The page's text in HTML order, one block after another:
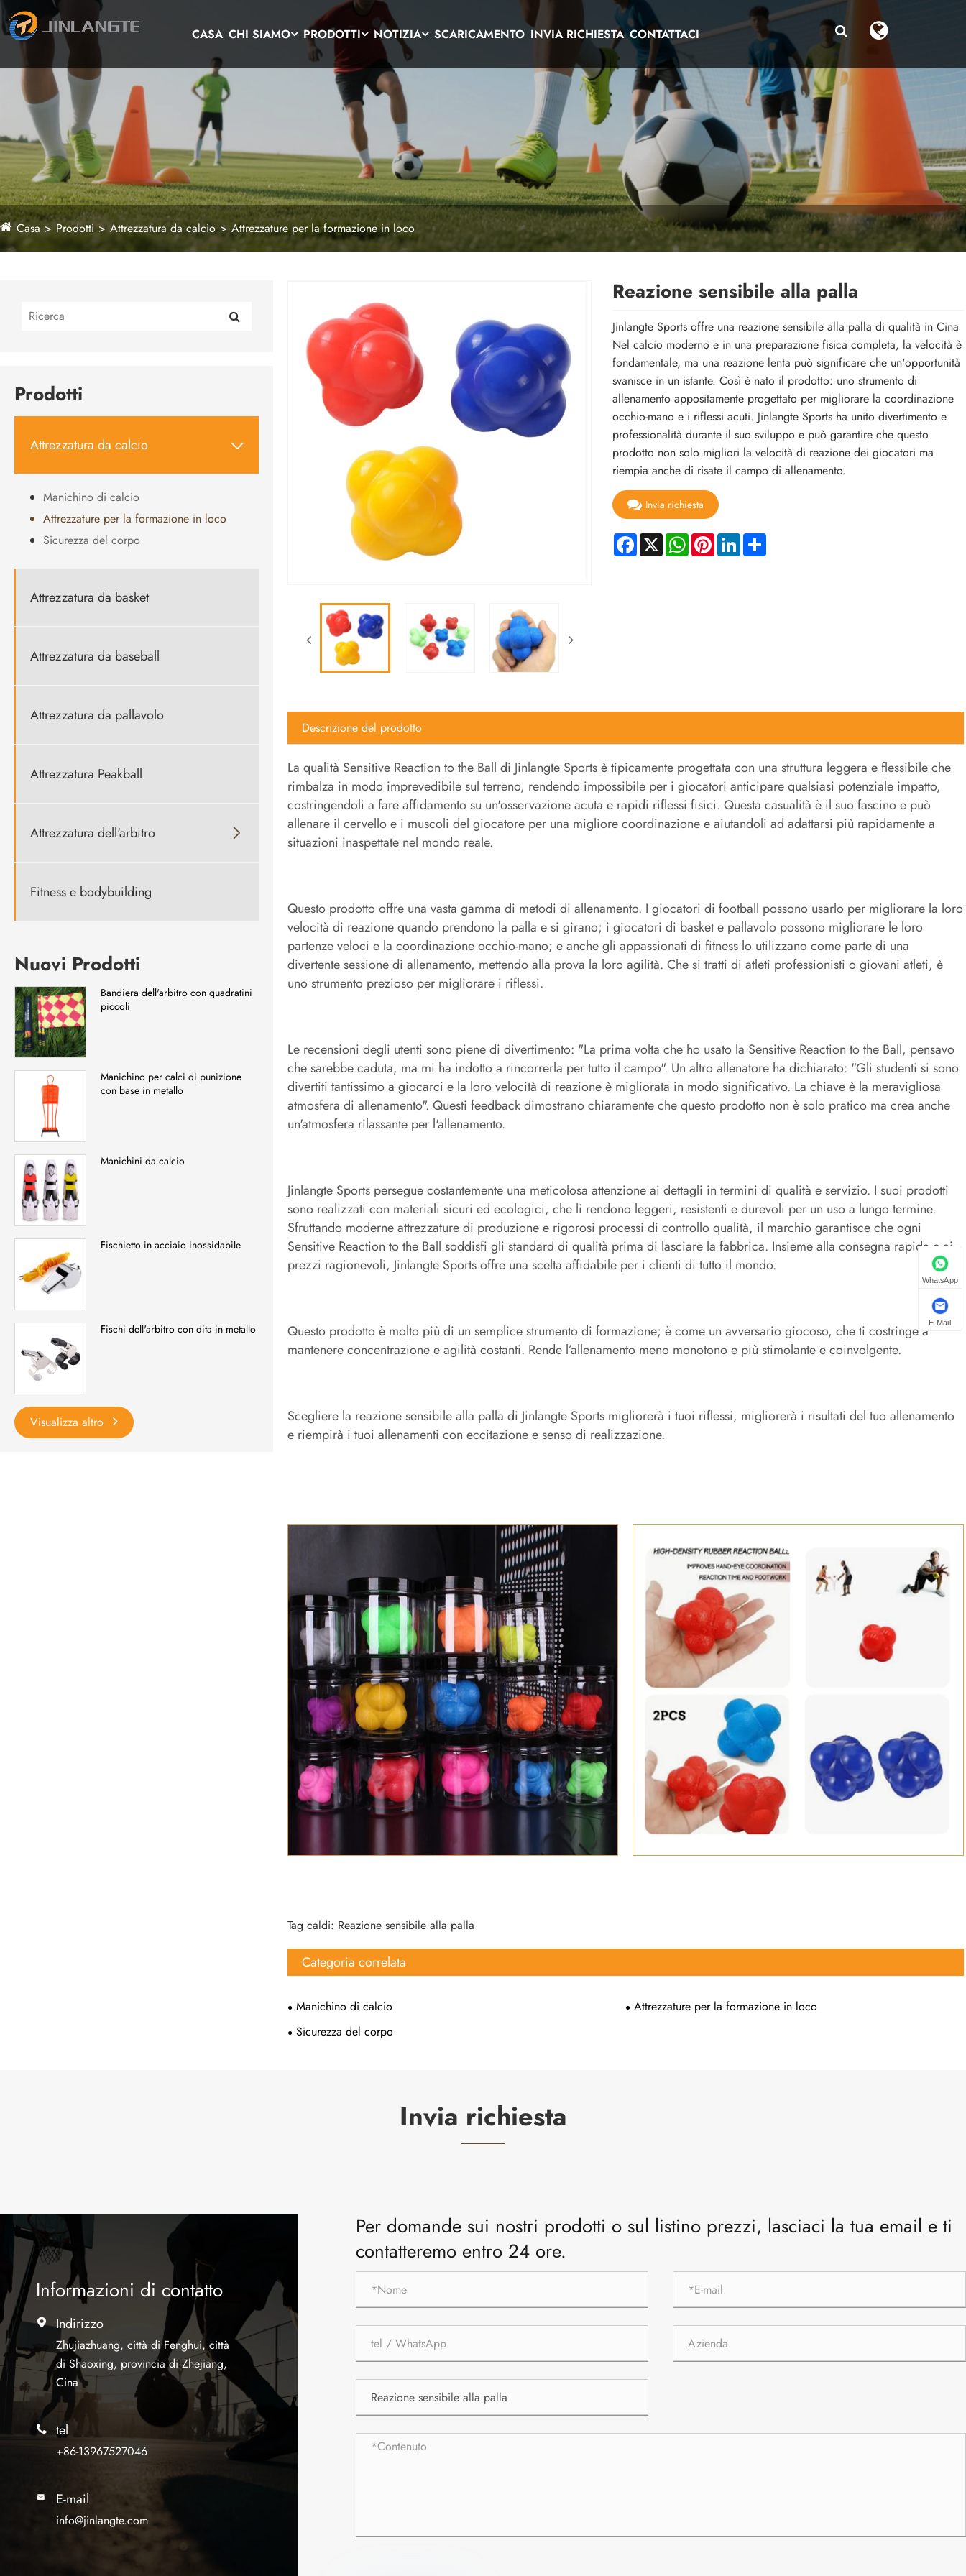
CASA CHI SIAMO PRODOTTI NOTIZIA SCARICAMENTO INVIA RICHIESTA CONTATTACI
Casa Prodotti Attrezzatura da calcio Attrezzature per la formazione in loco
Prodotti
Attrezzatura da calcio 
Manichino di calcio
Attrezzature per la formazione in loco
Sicurezza del corpo
Attrezzatura da basket
Attrezzatura da baseball
Attrezzatura da pallavolo
Attrezzatura Peakball
Attrezzatura dell'arbitro 
Fitness e bodybuilding
Nuovi Prodotti
Bandiera dell'arbitro con quadratini
piccoli
Manichino per calci di punizione
con base in metallo
Manichini da calcio
Fischietto in acciaio inossidabile
Fischi dell'arbitro con dita in metallo
Visualizza altro
Reazione sensibile alla palla
Jinlangte Sports offre una reazione sensibile alla palla di qualità in Cina
Nel calcio moderno e in una preparazione fisica completa, la velocità è
fondamentale, ma una reazione lenta può significare che un'opportunità
svanisce in un istante. Così è nato il prodotto: uno strumento di
allenamento appositamente progettato per migliorare la coordinazione
occhio-mano e i riflessi acuti. Jinlangte Sports ha unito divertimento e
professionalità durante il suo sviluppo e può garantire che questo
prodotto non solo migliori la velocità di reazione dei giocatori ma
riempia anche di risate il campo di allenamento.
Invia richiesta
Facebook
X WhatsApp
PinterestLinkedInShare
Descrizione del prodotto
La qualità Sensitive Reaction to the Ball di Jinlangte Sports è tipicamente progettata con una struttura leggera e flessibile che
rimbalza in modo imprevedibile sul terreno, rendendo impossibile per i giocatori anticipare qualsiasi potenziale impatto,
costringendoli a fare affidamento su un'osservazione acuta e rapidi riflessi fisici. Questa casualità è il suo fascino e può
allenare il cervello e i muscoli del giocatore per una migliore coordinazione e aiutandoli ad adattarsi più rapidamente a
situazioni inaspettate nel mondo reale.
Questo prodotto offre una vasta gamma di metodi di allenamento. I giocatori di football possono usarlo per migliorare la loro
velocità di reazione quando prendono la palla e si girano; i giocatori di basket e pallavolo possono migliorare le loro
partenze veloci e la coordinazione occhio-mano; e anche gli appassionati di fitness lo utilizzano come parte di una
divertente sessione di allenamento, mettendo alla prova la loro agilità. Che si tratti di atleti professionisti o giovani atleti, è
uno strumento prezioso per migliorare i riflessi.
Le recensioni degli utenti sono piene di divertimento: "La prima volta che ho usato la Sensitive Reaction to the Ball, pensavo
che sarebbe caduta, ma mi ha indotto a rincorrerla per tutto il campo". Un altro allenatore ha dichiarato: "Gli studenti si sono
divertiti tantissimo a giocarci e la loro velocità di reazione è migliorata in modo significativo. La chiave è la meravigliosa
atmosfera di allenamento". Questi feedback dimostrano chiaramente che questo prodotto non è solo pratico ma crea anche
un'atmosfera rilassante per l'allenamento.
Jinlangte Sports persegue costantemente una meticolosa attenzione ai dettagli in termini di qualità e servizio. I suoi prodotti
sono realizzati con materiali sicuri ed ecologici, che li rendono leggeri, resistenti e durevoli per un uso a lungo termine.
Sfruttando moderne attrezzature di produzione e rigorosi processi di controllo qualità, il marchio garantisce che ogni
Sensitive Reaction to the Ball soddisfi gli standard di qualità prima di lasciare la fabbrica. Insieme alla consegna rapida e ai
prezzi ragionevoli, Jinlangte Sports offre una scelta affidabile per i clienti di tutto il mondo.
Questo prodotto è molto più di un semplice strumento di formazione; è come un avversario giocoso, che ti costringe a
mantenere concentrazione e agilità costanti. Rende l’allenamento meno monotono e più stimolante e coinvolgente.
Scegliere la reazione sensibile alla palla di Jinlangte Sports migliorerà i tuoi riflessi, migliorerà i risultati del tuo allenamento
e riempirà i tuoi allenamenti con eccitazione e senso di realizzazione.
Tag caldi: Reazione sensibile alla palla
Categoria correlata
Manichino di calcio
Attrezzature per la formazione in loco
Sicurezza del corpo
Invia richiesta
Informazioni di contatto
 Indirizzo
Zhujiazhuang, città di Fenghui, città
di Shaoxing, provincia di Zhejiang,
Cina
 tel
+86-13967527046
 E-mail
info@jinlangte.com
Per domande sui nostri prodotti o sul listino prezzi, lasciaci la tua email e ti
contatteremo entro 24 ore.
WhatsApp
E-Mail